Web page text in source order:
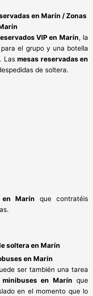
en Marín / Zonas
VIP en Marín, la
el grupo y una botella
Lasmesas reservadas en
de soltera.
en Marín que contratéis
soltera en Marín
en Marín
ser también una tarea
minibuses en Marín que
en el momento que lo